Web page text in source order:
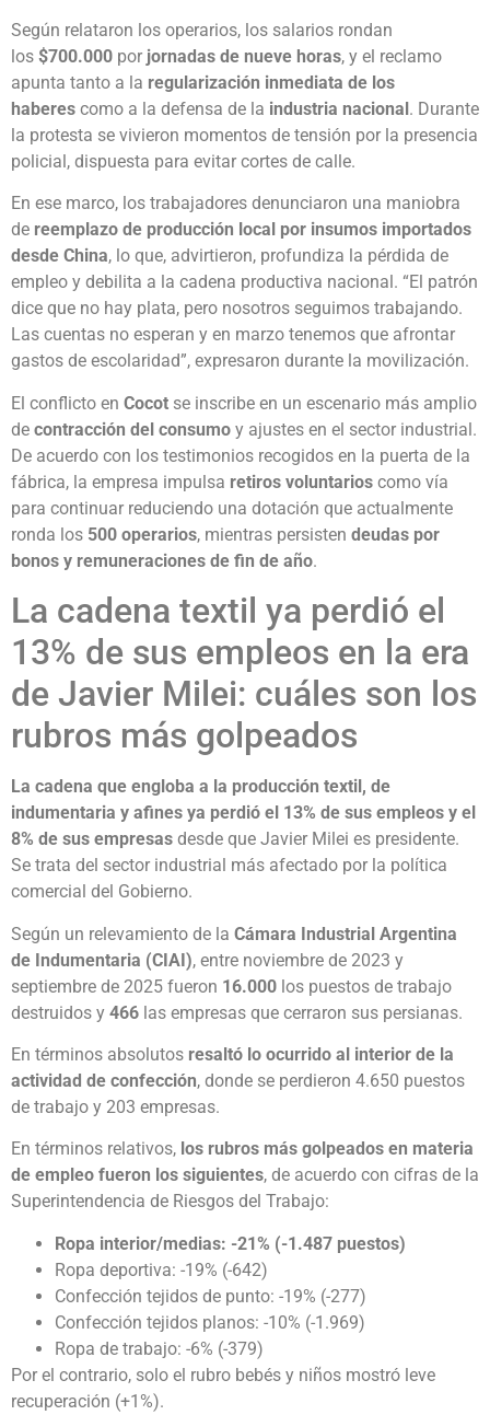
Según relataron los operarios, los salarios rondan
los $700.000 por jornadas de nueve horas, y el reclamo
apunta tanto a la regularización inmediata de los
haberes como a la defensa de la industria nacional. Durante
la protesta se vivieron momentos de tensión por la presencia
policial, dispuesta para evitar cortes de calle.
En ese marco, los trabajadores denunciaron una maniobra
de reemplazo de producción local por insumos importados
desde China, lo que, advirtieron, profundiza la pérdida de
empleo y debilita a la cadena productiva nacional. “El patrón
dice que no hay plata, pero nosotros seguimos trabajando.
Las cuentas no esperan y en marzo tenemos que afrontar
gastos de escolaridad”, expresaron durante la movilización.
El conflicto en Cocot se inscribe en un escenario más amplio
de contracción del consumo y ajustes en el sector industrial.
De acuerdo con los testimonios recogidos en la puerta de la
fábrica, la empresa impulsa retiros voluntarios como vía
para continuar reduciendo una dotación que actualmente
ronda los 500 operarios, mientras persisten deudas por
bonos y remuneraciones de fin de año.
La cadena textil ya perdió el
13% de sus empleos en la era
de Javier Milei: cuáles son los
rubros más golpeados
La cadena que engloba a la producción textil, de
indumentaria y afines ya perdió el 13% de sus empleos y el
8% de sus empresas desde que Javier Milei es presidente.
Se trata del sector industrial más afectado por la política
comercial del Gobierno.
Según un relevamiento de la Cámara Industrial Argentina
de Indumentaria (CIAI), entre noviembre de 2023 y
septiembre de 2025 fueron 16.000 los puestos de trabajo
destruidos y 466 las empresas que cerraron sus persianas.
En términos absolutos resaltó lo ocurrido al interior de la
actividad de confección, donde se perdieron 4.650 puestos
de trabajo y 203 empresas.
En términos relativos, los rubros más golpeados en materia
de empleo fueron los siguientes, de acuerdo con cifras de la
Superintendencia de Riesgos del Trabajo:
Ropa interior/medias: -21% (-1.487 puestos)
Ropa deportiva: -19% (-642)
Confección tejidos de punto: -19% (-277)
Confección tejidos planos: -10% (-1.969)
Ropa de trabajo: -6% (-379)
Por el contrario, solo el rubro bebés y niños mostró leve
recuperación (+1%).